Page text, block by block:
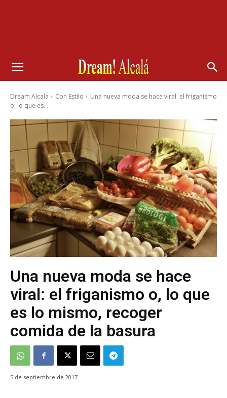
Dream Alcalá Con Estilo
Una nueva moda se hace viral: el friganismo
o, lo que es...
Una nueva moda se hace
viral: el friganismo o, lo que
es lo mismo, recoger
comida de la basura
5 de septiembre de 2017